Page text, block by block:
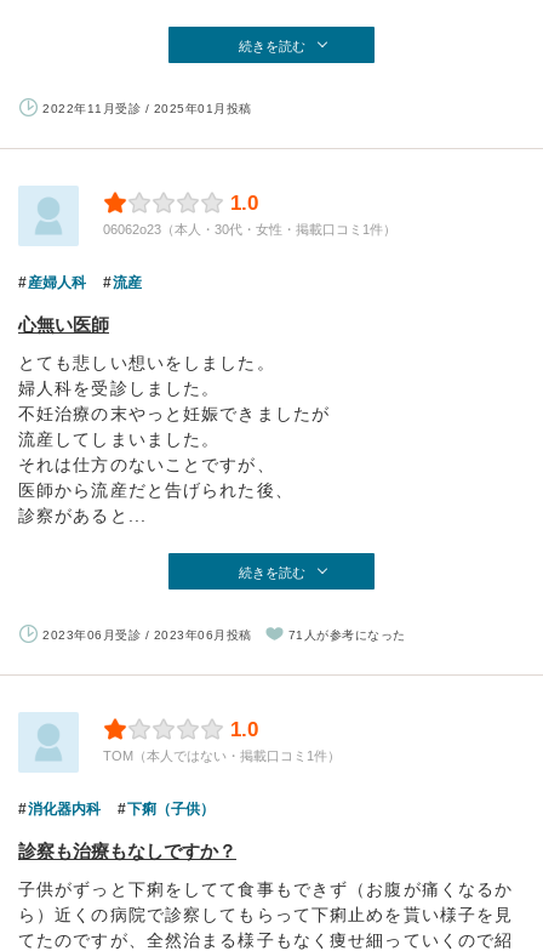
続きを読む
2022年11月受診 / 2025年01月投稿
1.0
06062o23（本人・30代・女性・掲載口コミ1件）
産婦人科 流産
心無い医師
とても悲しい想いをしました。
婦人科を受診しました。
不妊治療の末やっと妊娠できましたが
流産してしまいました。
それは仕方のないことですが、
医師から流産だと告げられた後、
診察があると...
続きを読む
2023年06月受診 / 2023年06月投稿 71人が参考になった
1.0
TOM（本人ではない・掲載口コミ1件）
消化器内科 下痢（子供）
診察も治療もなしですか？
子供がずっと下痢をしてて食事もできず（お腹が痛くなるか
ら）近くの病院で診察してもらって下痢止めを貰い様子を見
てたのですが、全然治まる様子もなく痩せ細っていくので紹